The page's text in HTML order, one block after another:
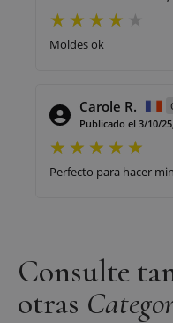
Moldes ok
Carole R.
Publicado el 3/10/
Perfecto para hacer
Consulte
otras